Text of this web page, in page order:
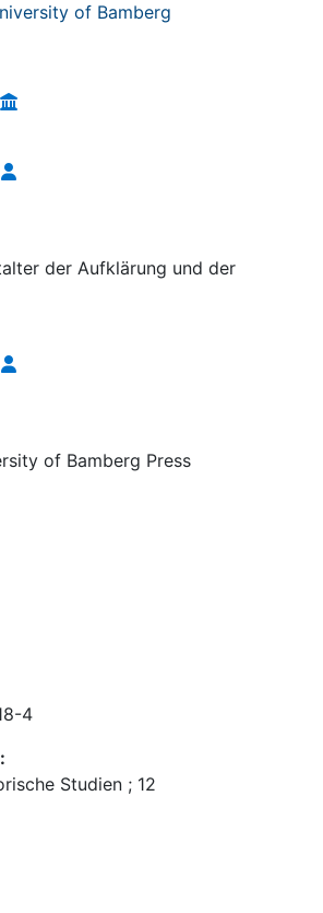
of Bamberg
der Aufklärung und der
of Bamberg Press
4
Studien ; 12